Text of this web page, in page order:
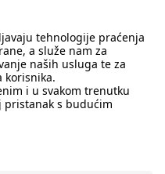
Novo
Koji mi parfem
odgovara?
Kako našminkati oči da